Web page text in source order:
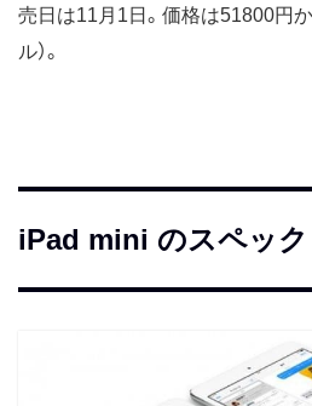
売日は11月1日。価格は51800円
ル）。
iPad mini のスペック